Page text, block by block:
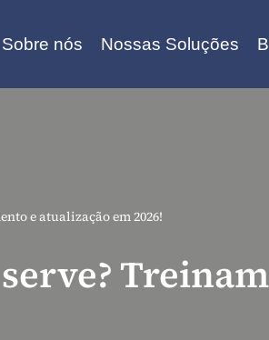
Sobre nós Nossas Soluções
e atualização em 2026!